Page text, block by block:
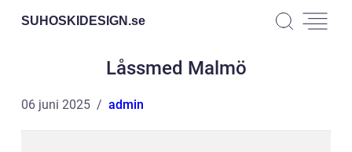
SUHOSKIDESIGN.se
Låssmed Malmö
06 juni 2025 admin